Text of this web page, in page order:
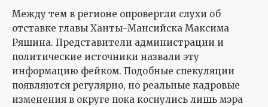
Между тем в регионе опровергли слухи об
отставке главы Ханты-Мансийска Максима
Ряшина. Представители администрации и
политические источники назвали эту
информацию фейком. Подобные спекуляции
появляются регулярно, но реальные кадровые
изменения в округе пока коснулись лишь мэра